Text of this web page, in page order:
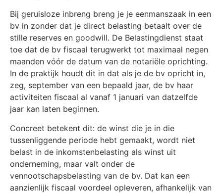
Bij geruisloze inbreng breng je je eenmanszaak in een
bv in zonder dat je direct belasting betaalt over de
stille reserves en goodwill. De Belastingdienst staat
toe dat de bv fiscaal terugwerkt tot maximaal negen
maanden vóór de datum van de notariële oprichting.
In de praktijk houdt dit in dat als je de bv opricht in,
zeg, september van een bepaald jaar, de bv haar
activiteiten fiscaal al vanaf 1 januari van datzelfde
jaar kan laten beginnen.
Concreet betekent dit: de winst die je in die
tussenliggende periode hebt gemaakt, wordt niet
belast in de inkomstenbelasting als winst uit
onderneming, maar valt onder de
vennootschapsbelasting van de bv. Dat kan een
aanzienlijk fiscaal voordeel opleveren, afhankelijk van